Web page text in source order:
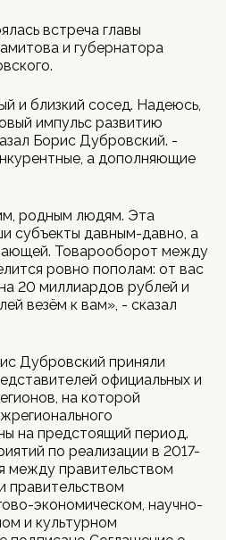
встреча главы
и губернатора
и близкий сосед. Надеюсь,
импульс развитию
Борис Дубровский. -
а дополняющие
родным людям. Эта
субъекты давным-давно, а
Товарооборот между
ровно пополам: от вас
20 миллиардов рублей и
везём к вам», - сказал
Дубровский приняли
официальных и
на которой
на предстоящий период.
по реализации в 2017-
между правительством
правительством
экономическом, научно-
и культурном